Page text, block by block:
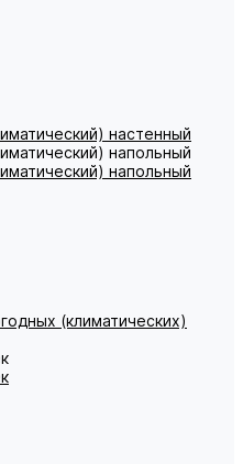
настенный
напольный
напольный
(климатических)